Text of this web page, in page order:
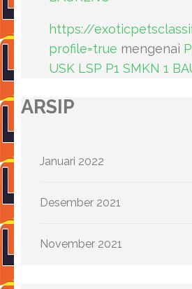
https://
profile=true mengenai
USK LSP P1 SMKN 1
ARSIP
Januari 2022
Desember 2021
November 2021